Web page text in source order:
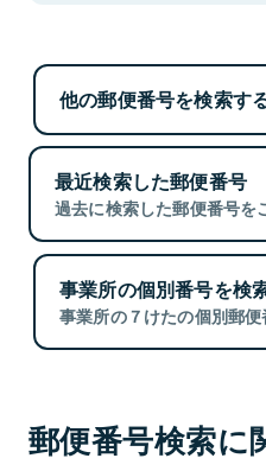
他の郵便番号を検索す
最近検索した郵便番号
過去に検索した郵便番号を
事業所の個別番号を検
事業所の７けたの個別郵便
郵便番号検索に